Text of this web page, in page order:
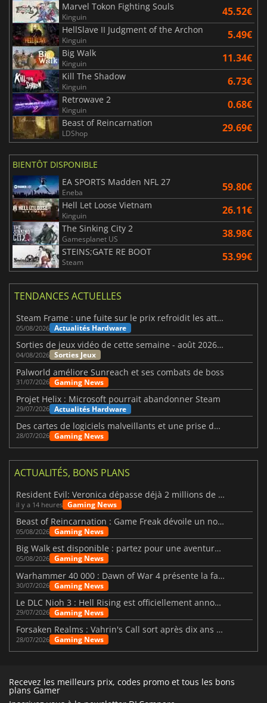
Marvel Tokon Fighting Souls
Kinguin 45.52€
HellSlave II Judgment of the Archon
Kinguin 5.49€
Big Walk
Kinguin 11.34€
Kill The Shadow
Kinguin 6.73€
Retrowave 2
Kinguin 0.68€
Beast of Reincarnation
LDShop 29.69€
BIENTÔT DISPONIBLE
EA SPORTS Madden NFL 27
Eneba 59.80€
Hell Let Loose Vietnam
Kinguin 26.11€
The Sinking City 2
Gamesplanet US 38.98€
STEINS;GATE RE BOOT
Steam 53.99€
TENDANCES ACTUELLES
Steam Frame : une fuite sur le prix refroidit les attentes VR
05/08/2026 Actualités Hardware
Sorties de jeux vidéo de cette semaine - août 2026 (semaine 32)
04/08/2026 Sorties Jeux
Palworld améliore Sunreach et ses combats de boss
31/07/2026 Gaming News
Projet Helix : Microsoft pourrait abandonner Steam
29/07/2026 Actualités Hardware
Des cartes de logiciels malveillants et une prise de contrôle de Discord ont touché Meccha Chameleon
28/07/2026 Gaming News
ACTUALITÉS, BONS PLANS
Resident Evil: Veronica dépasse déjà 2 millions de wishlists
il y a 14 heures Gaming News
Beast of Reincarnation : Game Freak dévoile un nouveau pari
05/08/2026 Gaming News
Big Walk est disponible : partez pour une aventure entre amis
05/08/2026 Gaming News
Warhammer 40 000 : Dawn of War 4 présente la faction des Nécrons
30/07/2026 Gaming News
Le DLC Nioh 3 : Hell Rising est officiellement annoncé
29/07/2026 Gaming News
Forsaken Realms : Vahrin's Call sort après dix ans de développement
28/07/2026 Gaming News
Recevez les meilleurs prix, codes promo et tous les bons
plans Gamer